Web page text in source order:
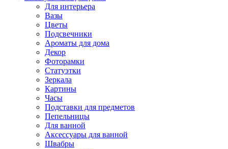
Для интерьера
Вазы
Цветы
Подсвечники
Ароматы для дома
Декор
Фоторамки
Статуэтки
Зеркала
Картины
Часы
Подставки для предметов
Пепельницы
Для ванной
Аксессуары для ванной
Швабры